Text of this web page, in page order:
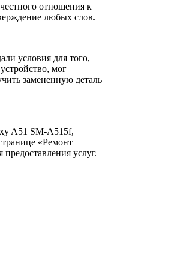
отношения к
любых слов.
условия для того,
мог
замененную деталь
A51 SM-A515f,
«Ремонт
услуг.